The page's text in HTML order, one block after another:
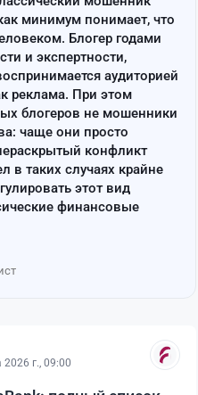
минимум понимает, что
Блогер годами
и экспертности,
аудиторией
реклама. При этом
блогеров не мошенники
чаще они просто
конфликт
в таких случаях крайне
этот вид
финансовые
2026 г., 09:00